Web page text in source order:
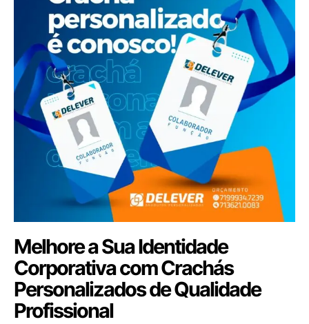
Melhore a Sua Identidade
Corporativa com Crachás
Personalizados de Qualidade
Profissional